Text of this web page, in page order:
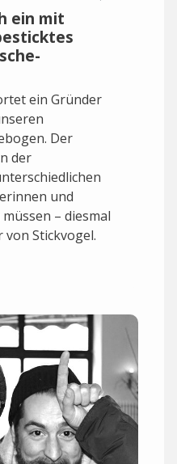
ein mit
ein Gründer
Der
der
und
– diesmal
Stickvogel.